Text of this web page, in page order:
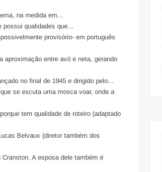
na medida em...
possui qualidades que...
provisório- em português
aproximação entre avó e neta, gerando
no final de 1945 e dirigido pelo...
se escuta uma mosca voar, onde a
tem qualidade de roteiro (adaptado
Belvaux (diretor também dos
A esposa dele também é